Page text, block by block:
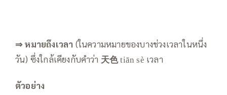
⇒ หมายถึงเวลา (ในความหมายของบางช่วงเวลาในหนึ่ง
วัน) ซึ่งใกล้เคียงกับคำว่า 天色tiān sè เวลา
ตัวอย่าง